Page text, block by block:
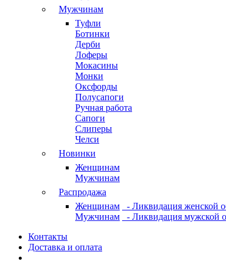
Мужчинам
Туфли
Ботинки
Дерби
Лоферы
Мокасины
Монки
Оксфорды
Полусапоги
Ручная работа
Сапоги
Слиперы
Челси
Новинки
Женщинам
Мужчинам
Распродажа
Женщинам
- Ликвидация женской
Мужчинам
- Ликвидация мужской
Контакты
Доставка и оплата